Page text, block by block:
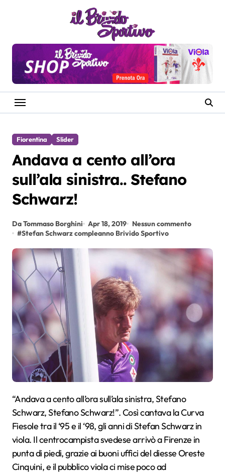
Fiorentina Slider
Andava a cento all’ora
sull’ala sinistra.. Stefano
Schwarz!
Da Tommaso Borghini Apr 18, 2019
Nessun commento
#Stefan Schwarz compleanno Brivido Sportivo
“Andava a cento all’ora sull’ala sinistra, Stefano
Schwarz, Stefano Schwarz!”. Così cantava la Curva
Fiesole tra il ‘95 e il ‘98, gli anni di Stefan Schwarz in
viola. Il centrocampista svedese arrivò a Firenze in
punta di piedi, grazie ai buoni uffici del diesse Oreste
Cinquini, e il pubblico viola ci mise poco ad